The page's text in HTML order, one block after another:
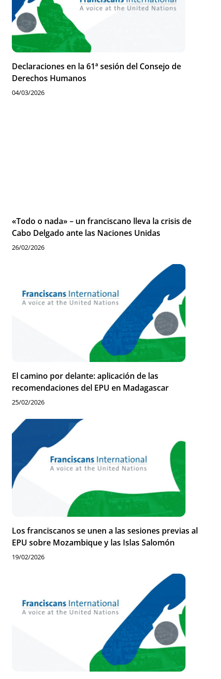
Declaraciones en la 61ª sesión del Consejo de
Derechos Humanos
04/03/2026
«Todo o nada» – un franciscano lleva la crisis de
Cabo Delgado ante las Naciones Unidas
26/02/2026
El camino por delante: aplicación de las
recomendaciones del EPU en Madagascar
25/02/2026
Los franciscanos se unen a las sesiones previas al
EPU sobre Mozambique y las Islas Salomón
19/02/2026